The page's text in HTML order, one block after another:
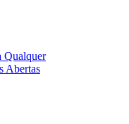
Qualquer
Abertas